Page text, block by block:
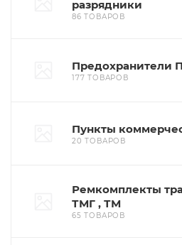
разрядники
86 ТОВАРОВ
Предохранители
177 ТОВАРОВ
Пункты
20 ТОВАРОВ
Ремкомплекты
ТМГ , ТМ
65 ТОВАРОВ